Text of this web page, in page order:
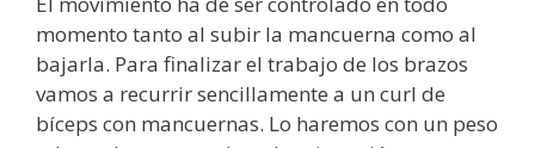
momento tanto al subir la mancuerna como al
bajarla. Para finalizar el trabajo de los brazos
vamos a recurrir sencillamente a un curl de
bíceps con mancuernas. Lo haremos con un peso